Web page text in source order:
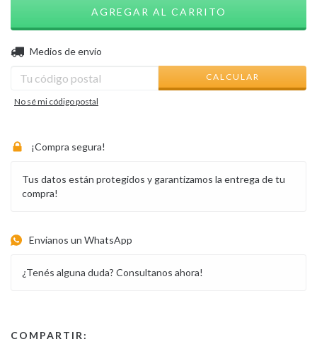
Entregas para el CP:
Medios de envío
CALCULAR
No sé mi código postal
¡Compra segura!
Tus datos están protegidos y garantizamos la entrega de tu
compra!
Envianos un WhatsApp
¿Tenés alguna duda? Consultanos ahora!
COMPARTIR: